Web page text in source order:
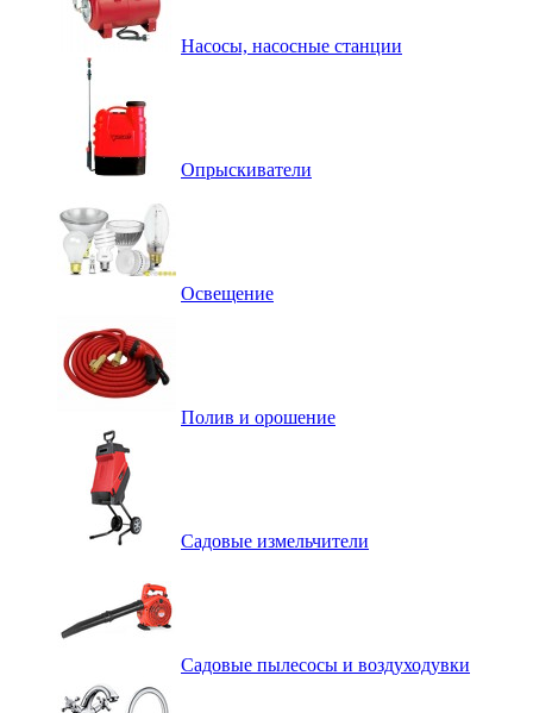
Насосы, насосные станции
Опрыскиватели
Освещение
Полив и орошение
Садовые измельчители
Садовые пылесосы и воздуходувки